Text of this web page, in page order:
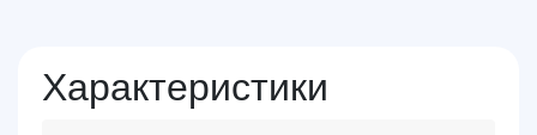
Характеристики